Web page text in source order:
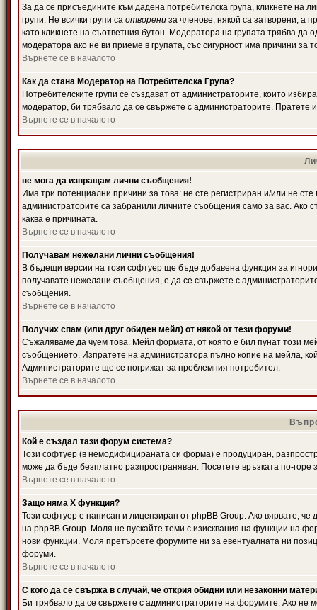
За да се присъедините към дадена потребителска група, кликнете на
групи. Не всички групи са отворени за членове, някой са затворени, а
като кликнете на съответния бутон. Модератора на групата трябва
модератора ако не ви приеме в групата, със сигурност има причини за
Върнете се в началото
Как да стана Модератор на Потребителска Група?
Потребителските групи се създават от администраторите, които
модератор, би трябвало да се свържете с администраторите.
Върнете се в началото
не мога да изпращам лични съобщения!
Има три потенциални причини за това: не сте регистриран и/или не
администраторите са забранили личните съобщения само за вас. Ако
каква е причината.
Върнете се в началото
Получавам нежелани лични съобщения!
В бъдещи версии на този софтуер ще бъде добавена функция за
получавате нежелани съобщения, е да се свържете с
съобщения.
Върнете се в началото
Получих спам (или друг обиден мейл) от някой от тези форуми!
Съжаляваме да чуем това. Мейл формата, от която е бил пунат този
съобщението. Изпратете на администратора пълно копие на мейла,
Администраторите ще се погрижат за проблемния потребител.
Върнете се в началото
Кой е създал тази форум система?
Този софтуер (в немодифицираната си форма) е продуциран,
може да бъде безплатно разпространяван. Посетете връзката по-горе
Върнете се в началото
Защо няма X функция?
Този софтуер е написан и лицензиран от phpBB Group. Ако вярвате,
на phpBB Group. Моля не пускайте теми с изисквания на функции на
нови функции. Моля претърсете форумите ни за евентуалната ни
форуми.
Върнете се в началото
С кого да се свържа в случай, че открия обидни или незаконни
Би трябвало да се свържете с администраторите на форумите. Ако не